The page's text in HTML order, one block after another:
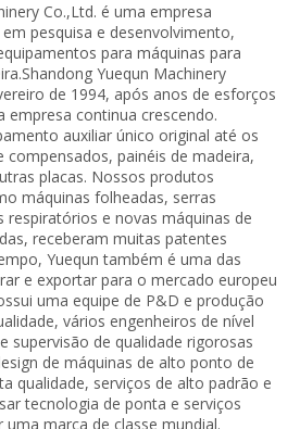
Co.,Ltd. é uma empresa
pesquisa e desenvolvimento,
para máquinas para
Yuequn Machinery
de 1994, após anos de esforços
empresa continua crescendo.
auxiliar único original até os
compensados, painéis de madeira,
placas. Nossos produtos
máquinas folheadas, serras
respiratórios e novas máquinas de
receberam muitas patentes
Yuequn também é uma das
e exportar para o mercado europeu
uma equipe de P&D e produção
vários engenheiros de nível
supervisão de qualidade rigorosas
de máquinas de alto ponto de
qualidade, serviços de alto padrão e
tecnologia de ponta e serviços
marca de classe mundial.